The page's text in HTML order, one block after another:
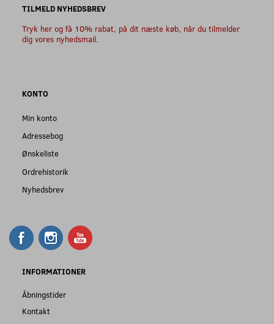
TILMELD NYHEDSBREV
Tryk her og få 10% rabat, på dit næste køb, når du tilmelder
dig vores nyhedsmail.
KONTO
Min konto
Adressebog
Ønskeliste
Ordrehistorik
Nyhedsbrev
INFORMATIONER
Åbningstider
Kontakt